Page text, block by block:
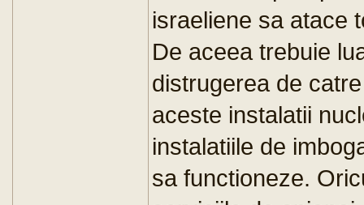
israeliene sa atace
De aceea trebuie
distrugerea de
aceste instalatii
instalatiile de
sa functioneze.